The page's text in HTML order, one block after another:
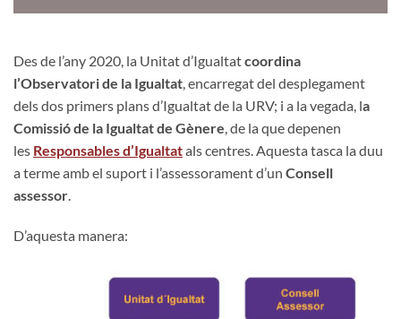
Des de l’any 2020, la Unitat d’Igualtatcoordina
l’Observatori de la Igualtat , encarregat del desplegament
dels dos primers plans d’Igualtat de la URV; i a la vegada, la
Comissió de la Igualtat de Gènere , de la que depenen
les Responsables d’Igualtatals centres. Aquesta tasca la duu
a terme amb el suport i l’assessorament d’un Consell
assessor
D’aquesta manera: